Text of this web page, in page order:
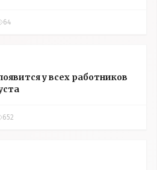
64
у всех работников
652